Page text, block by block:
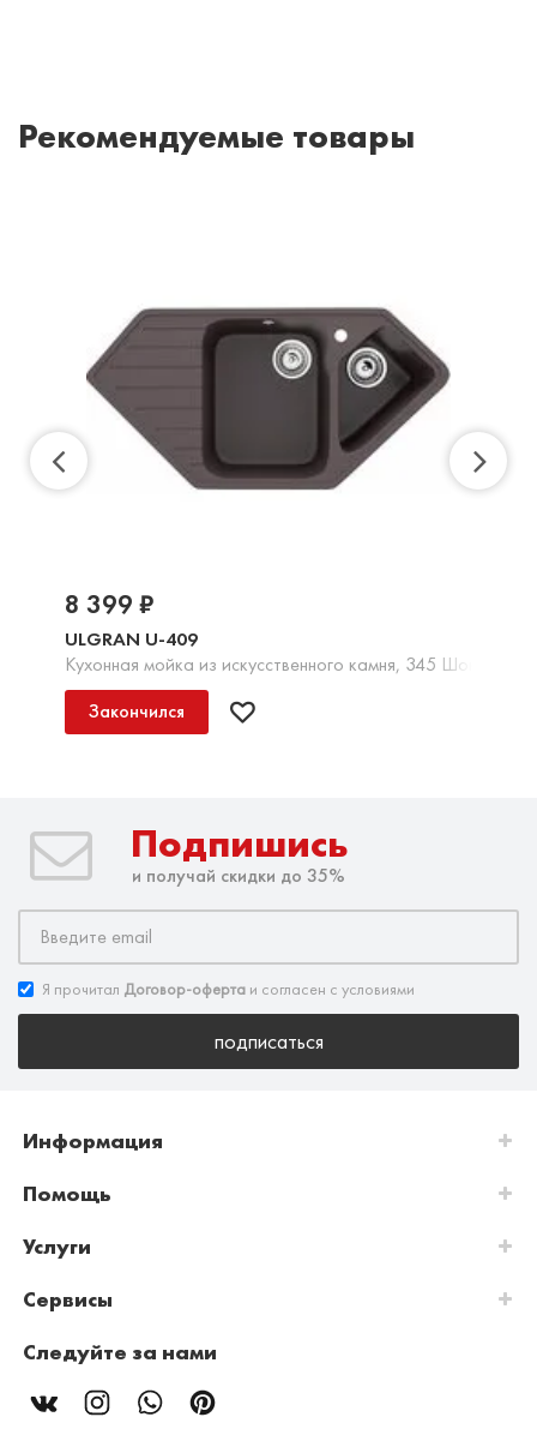
Рекомендуемые товары
ULGRAN U-409
Кухонная мойка из искусственного камня, 345 Шоколад
8 399 ₽
Закончился
Подпишись
и получай скидки до 35%
Я прочитал Договор-оферта и согласен с условиями
подписаться
Информация
Помощь
Услуги
Сервисы
Следуйте за нами